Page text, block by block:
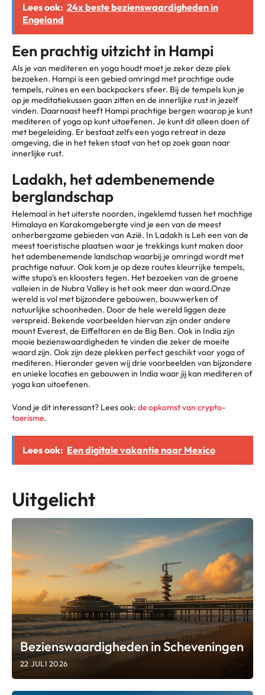
Lees ook: 24x beste bezienswaardigheden in
Engeland
Een prachtig uitzicht in Hampi
Als je van mediteren en yoga houdt moet je zeker deze plek
bezoeken. Hampi is een gebied omringd met prachtige oude
tempels, ruïnes en een backpackers sfeer. Bij de tempels kun je
op je meditatiekussen gaan zitten en de innerlijke rust in jezelf
vinden. Daarnaast heeft Hampi prachtige bergen waarop je kunt
mediteren of yoga op kunt uitoefenen. Je kunt dit alleen doen of
met begeleiding. Er bestaat zelfs een yoga retreat in deze
omgeving, die in het teken staat van het op zoek gaan naar
innerlijke rust.
Ladakh, het adembenemende
berglandschap
Helemaal in het uiterste noorden, ingeklemd tussen het machtige
Himalaya en Karakomgebergte vind je een van de meest
onherbergzame gebieden van Azië. In Ladakh is Leh een van de
meest toeristische plaatsen waar je trekkings kunt maken door
het adembenemende landschap waarbij je omringd wordt met
prachtige natuur. Ook kom je op deze routes kleurrijke tempels,
witte stupa's en kloosters tegen. Het bezoeken van de groene
valleien in de Nubra Valley is het ook meer dan waard.Onze
wereld is vol met bijzondere gebouwen, bouwwerken of
natuurlijke schoonheden. Door de hele wereld liggen deze
verspreid. Bekende voorbeelden hiervan zijn onder andere
mount Everest, de Eiffeltoren en de Big Ben. Ook in India zijn
mooie bezienswaardigheden te vinden die zeker de moeite
waard zijn. Ook zijn deze plekken perfect geschikt voor yoga of
mediteren. Hieronder geven wij drie voorbeelden van bijzondere
en unieke locaties en gebouwen in India waar jij kan mediteren of
yoga kan uitoefenen.
Vond je dit interessant? Lees ook: de opkomst van crypto-
toerisme.
Lees ook: Een digitale vakantie naar Mexico
Uitgelicht
Bezienswaardigheden in Scheveningen
22 JULI 2026